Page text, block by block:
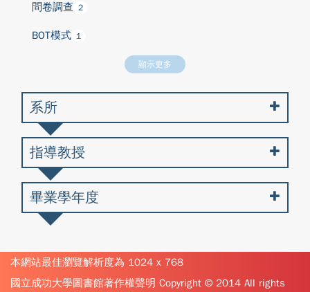
問卷調查 2
BOT模式 1
顯示更多
系所
指導教授
畢業學年度
本網站最佳瀏覽解析度為 1024 x 768
國立成功大學圖書館著作權聲明 Copyright © 2014 All rights